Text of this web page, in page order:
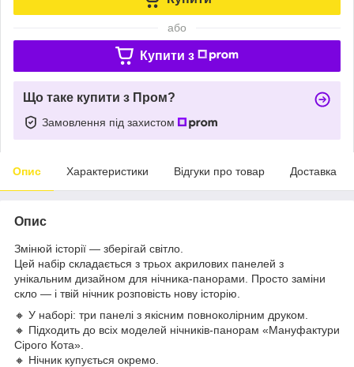
або
Купити з
Що таке купити з Пром?
Замовлення під захистом
Опис Характеристики Відгуки про товар Доставка
Опис
Змінюй історії — зберігай світло.
Цей набір складається з трьох акрилових панелей з
унікальним дизайном для нічника-панорами. Просто заміни
скло — і твій нічник розповість нову історію.
🔸 У наборі: три панелі з якісним повноколірним друком.
🔸 Підходить до всіх моделей нічників-панорам «Мануфактури
Сірого Кота».
🔸 Нічник купується окремо.